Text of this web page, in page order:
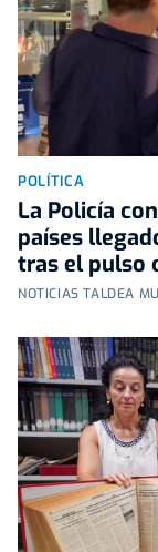
POLÍTICA
La Policía
países
tras el pulso
NOTICIAS TALDEA